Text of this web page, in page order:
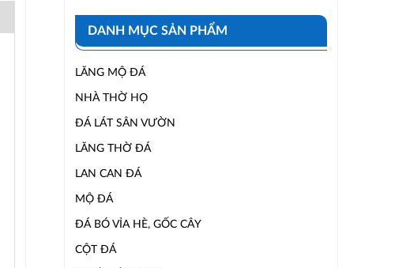
DANH MỤC SẢN PHẨM
LĂNG MỘ ĐÁ
NHÀ THỜ HỌ
ĐÁ LÁT SÂN VƯỜN
LĂNG THỜ ĐÁ
LAN CAN ĐÁ
MỘ ĐÁ
ĐÁ BÓ VỈA HÈ, GỐC CÂY
CỘT ĐÁ